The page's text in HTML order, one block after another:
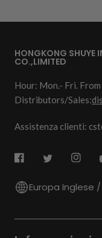
HONGKONG SHUYE
CO.,LIMITED
Hour: Mon.- Fri.
Distributors/Sales:
Assistenza clienti:
Europa Inglese /